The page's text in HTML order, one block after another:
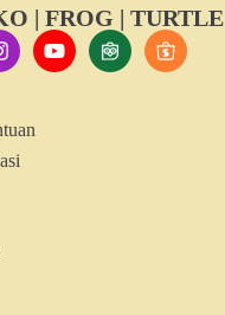
| FROG | TURTLE